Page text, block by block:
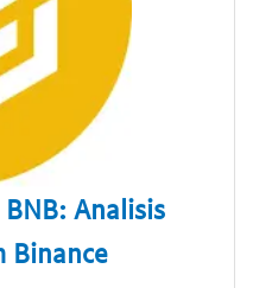
Analisis
Binance